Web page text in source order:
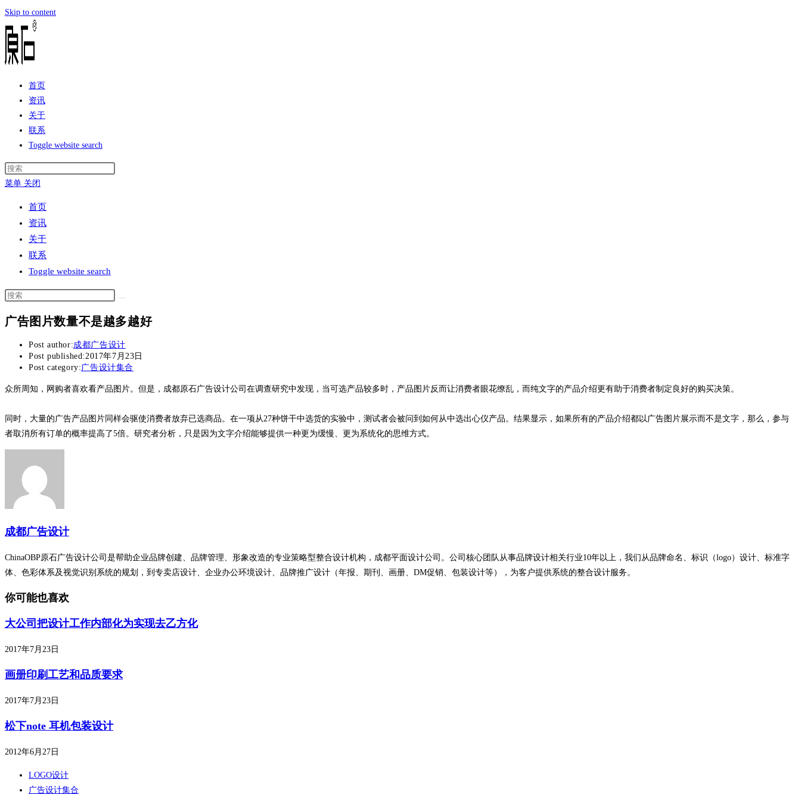
Skip to content
首页
资讯
关于
联系
Toggle website search
菜单 关闭
首页
资讯
关于
联系
Toggle website search
广告图片数量不是越多越好
Post author:成都广告设计
Post published:2017年7月23日
Post category:广告设计集合
众所周知，网购者喜欢看产品图片。但是，成都原石广告设计公司在调查研究中发现，当可选产品较多时，产品图片反而让消费者眼花缭乱，而纯文字的产品介绍更有助于消费者制定良好的购买决策。
同时，大量的广告产品图片同样会驱使消费者放弃已选商品。在一项从27种饼干中选货的实验中，测试者会被问到如何从中选出心仪产品。结果显示，如果所有的产品介绍都以广告图片展示而不是文字，那么，参与
者取消所有订单的概率提高了5倍。研究者分析，只是因为文字介绍能够提供一种更为缓慢、更为系统化的思维方式。
成都广告设计
ChinaOBP原石广告设计公司是帮助企业品牌创建、品牌管理、形象改造的专业策略型整合设计机构，成都平面设计公司。公司核心团队从事品牌设计相关行业10年以上，我们从品牌命名、标识（logo）设计、标准字
体、色彩体系及视觉识别系统的规划，到专卖店设计、企业办公环境设计、品牌推广设计（年报、期刊、画册、DM促销、包装设计等），为客户提供系统的整合设计服务。
你可能也喜欢
大公司把设计工作内部化为实现去乙方化
2017年7月23日
画册印刷工艺和品质要求
2017年7月23日
松下note 耳机包装设计
2012年6月27日
LOGO设计
广告设计集合